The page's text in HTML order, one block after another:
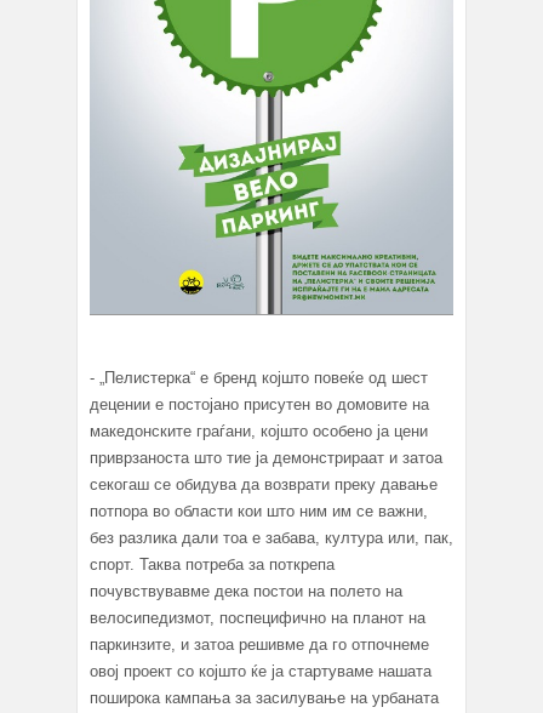
- „Пелистерка“ е бренд којшто повеќе од шест
децении е постојано присутен во домовите на
македонските граѓани, којшто особено ја цени
приврзаноста што тие ја демонстрираат и затоа
секогаш се обидува да возврати преку давање
потпора во области кои што ним им се важни,
без разлика дали тоа е забава, култура или, пак,
спорт. Таква потреба за поткрепа
почувствувавме дека постои на полето на
велосипедизмот, поспецифично на планот на
паркинзите, и затоа решивме да го отпочнеме
овој проект со којшто ќе ја стартуваме нашата
поширока кампања за засилување на урбаната